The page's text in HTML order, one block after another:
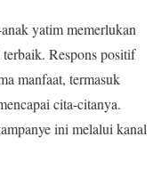
yatim memerlukan
Respons positif
manfaat, termasuk
cita-citanya.
ini melalui kanal